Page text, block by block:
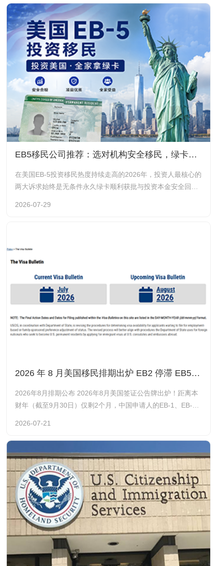
因选错机构，既延误绿卡办理周期，又造成大额投资亏损。本
文梳理2026年EB-5中介核心避坑准则，并详解联鸿移民如何全
方位规避行业常见雷区，为投资人保驾护航。
EB5移民公司推荐：选对机构安全移民，绿卡和资金都有保障，联鸿移民凭什么脱颖而出？
在美国EB-5投资移民热度持续走高的2026年，投资人最核心的
两大诉求始终是无条件永久绿卡顺利获批与投资本金安全回
质、行业积淀、硬核风控与权威背书，成为众多高净值家庭办
理美国投资移民的优先选择，核心竞争力清晰可鉴。
2026-07-29
2026 年 8 月美国移民排期出炉 EB2 停滞 EB5 预留无排期祖父条款倒计时
2026年8月排期公布 2026年8月美国签证公告牌出炉！距离本
财年（截至9月30日）仅剩2个月，中国申请人的EB-1、EB-3
表A最终裁定日。投资移民非预留类别排期停滞；新政EB-5预
留类别无论表A/B，依旧显示 “C” 不需要排期。
2026-07-21